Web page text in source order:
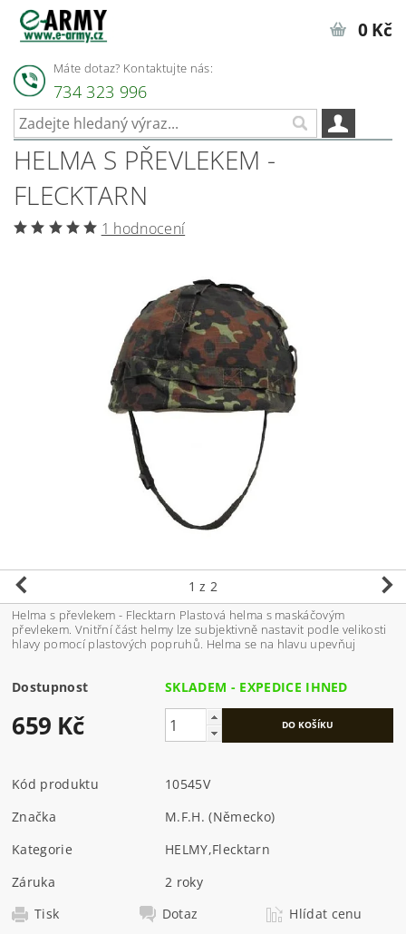
Máte dotaz? Kontaktujte nás:
734 323 996
0 Kč
HELMA S PŘEVLEKEM -
FLECKTARN
1 hodnocení
1 z 2
Helma s převlekem - Flecktarn Plastová helma s maskáčovým
převlekem. Vnitřní část helmy lze subjektivně nastavit podle velikosti
hlavy pomocí plastových popruhů. Helma se na hlavu upevňuj
Dostupnost SKLADEM - EXPEDICE IHNED
659 Kč
Kód produktu
10545V
Značka
M.F.H. (Německo)
Kategorie
HELMY,Flecktarn
Záruka
2 roky
Tisk
Dotaz
Hlídat cenu